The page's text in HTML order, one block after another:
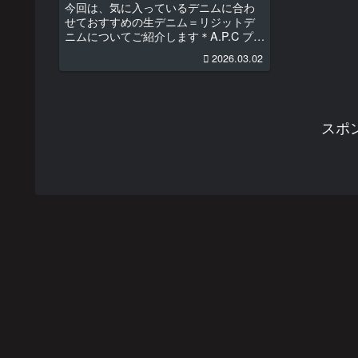
今回は、気に入っているデニムに合わ
せておすすめの生デニム＝リジットデ
ニムについてご紹介します＊A.P.C プチ
とレッドウィングはアイリッシュセッ
2026.03.02
スポ